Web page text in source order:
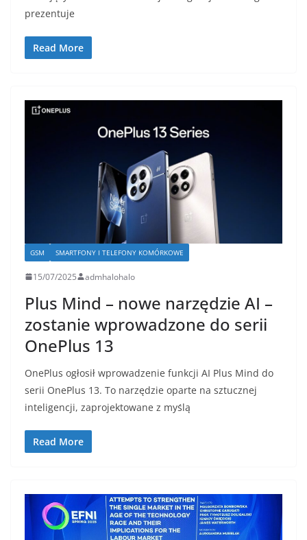
prezentuje
Read More
GSM SMARTFONY I TELEFONY KOMÓRKOWE
15/07/2025 admhalohalo
Plus Mind – nowe narzędzie AI –
zostanie wprowadzone do serii
OnePlus 13
OnePlus ogłosił wprowadzenie funkcji AI Plus Mind do
serii OnePlus 13. To narzędzie oparte na sztucznej
inteligencji, zaprojektowane z myślą
Read More